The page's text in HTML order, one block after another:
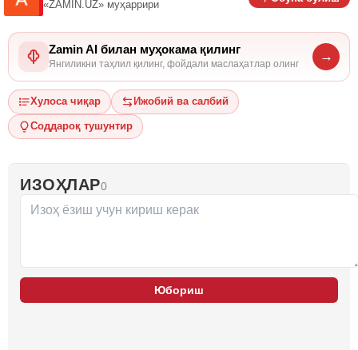
«ZAMIN.UZ» муҳаррири
Zamin AI билан муҳокама қилинг
Янгиликни таҳлил қилинг, фойдали маслаҳатлар олинг
→
Хулоса чиқар Ижобий ва салбий
Соддароқ тушунтир
ИЗОҲЛАР0
Юбориш